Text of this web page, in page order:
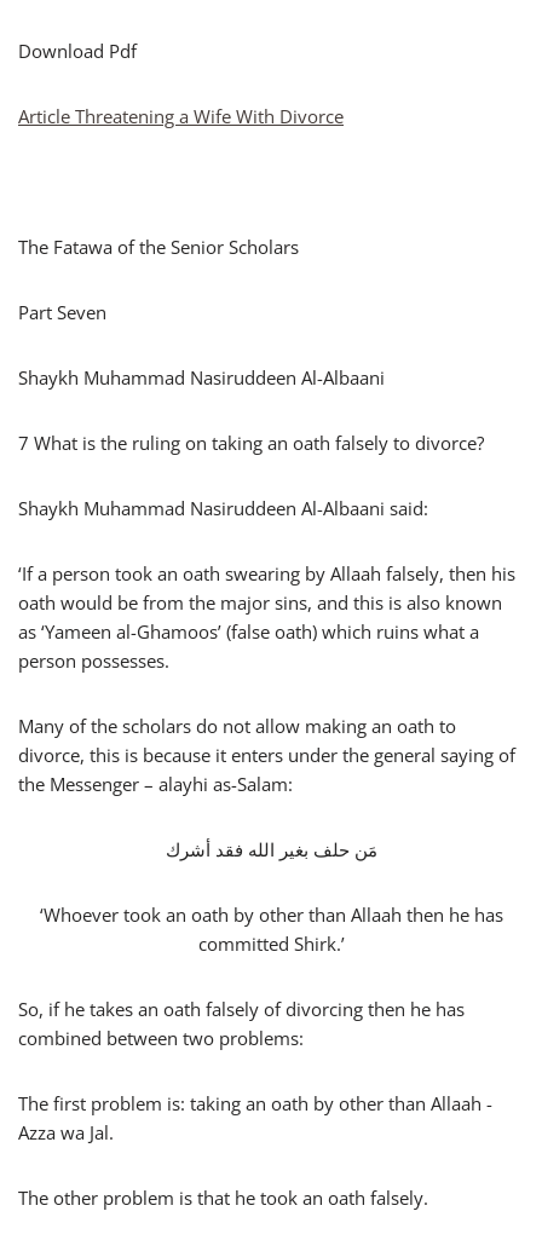
Download Pdf
Article Threatening a Wife With Divorce
The Fatawa of the Senior Scholars
Part Seven
Shaykh Muhammad Nasiruddeen Al-Albaani
7 What is the ruling on taking an oath falsely to divorce?
Shaykh Muhammad Nasiruddeen Al-Albaani said:
‘If a person took an oath swearing by Allaah falsely, then his
oath would be from the major sins, and this is also known
as ‘Yameen al-Ghamoos’ (false oath) which ruins what a
person possesses.
Many of the scholars do not allow making an oath to
divorce, this is because it enters under the general saying of
the Messenger – alayhi as-Salam:
مَن حلف بغير الله فقد أشرك
‘Whoever took an oath by other than Allaah then he has
committed Shirk.’
So, if he takes an oath falsely of divorcing then he has
combined between two problems:
The first problem is: taking an oath by other than Allaah -
Azza wa Jal.
The other problem is that he took an oath falsely.